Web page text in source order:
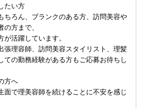
たい方
ちろん、ブランクのある方、訪問美容や
の方まで、
活躍しています。
張理容師、訪問美容スタイリスト、理髪
ての勤務経験がある方もご応募お待ちし
方へ
面で理美容師を続けることに不安を感じ